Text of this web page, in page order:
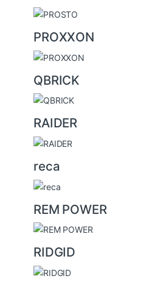
PROXXON
QBRICK
RAIDER
reca
REM POWER
RIDGID